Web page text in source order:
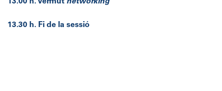
13.30 h. Fi de la sessió